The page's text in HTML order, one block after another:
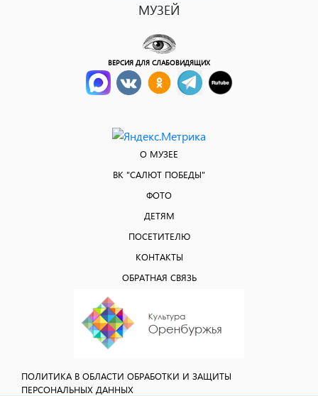
МУЗЕЙ
ВЕРСИЯ ДЛЯ СЛАБОВИДЯЩИХ
О МУЗЕЕ
ВК "САЛЮТ ПОБЕДЫ"
ФОТО
ДЕТЯМ
ПОСЕТИТЕЛЮ
КОНТАКТЫ
ОБРАТНАЯ СВЯЗЬ
ПОЛИТИКА В ОБЛАСТИ ОБРАБОТКИ И ЗАЩИТЫ
ПЕРСОНАЛЬНЫХ ДАННЫХ